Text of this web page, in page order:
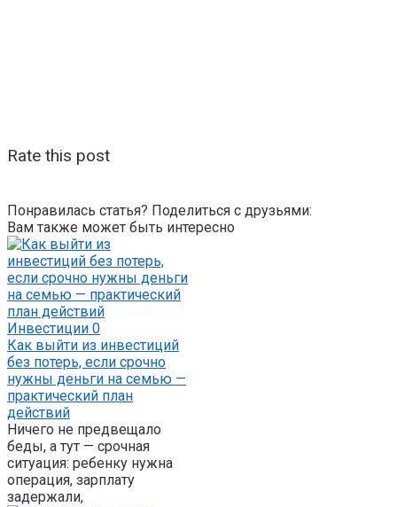
Rate this post
Понравилась статья? Поделиться с друзьями:
Вам также может быть интересно
Инвестиции 0
Как выйти из инвестиций
без потерь, если срочно
нужны деньги на семью —
практический план
действий
Ничего не предвещало
беды, а тут — срочная
ситуация: ребенку нужна
операция, зарплату
задержали,